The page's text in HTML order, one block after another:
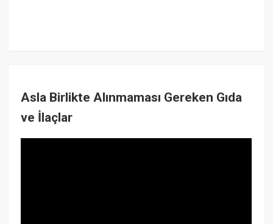
Asla Birlikte Alınmaması Gereken Gıda
ve İlaçlar